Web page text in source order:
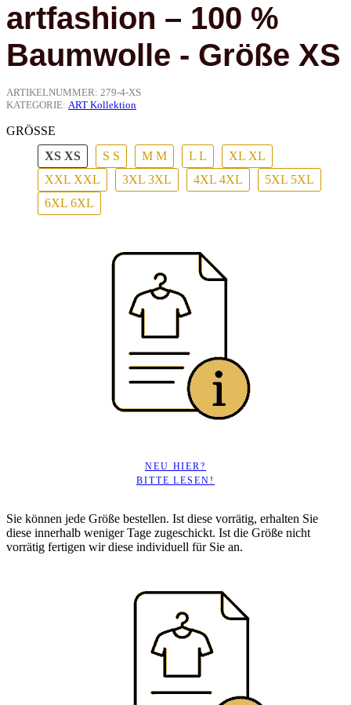
artfashion – 100 %
Baumwolle - Größe XS
ARTIKELNUMMER: 279-4-XS
KATEGORIE: ART Kollektion
GRÖSSE
XS XS S S M M L L XL XL
XXL XXL 3XL 3XL 4XL 4XL 5XL 5XL
6XL 6XL
NEU HIER?
BITTE LESEN!
Sie können jede Größe bestellen. Ist diese vorrätig, erhalten Sie
diese innerhalb weniger Tage zugeschickt. Ist die Größe nicht
vorrätig fertigen wir diese individuell für Sie an.